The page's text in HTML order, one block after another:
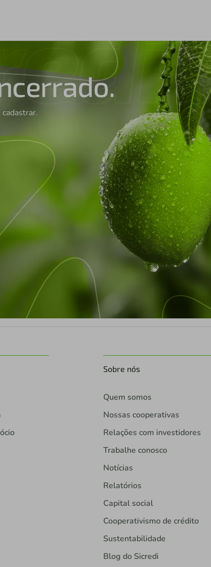
Sobre nós
Quem somos
Nossas cooperativas
Relações com investidores
Trabalhe conosco
Notícias
Relatórios
Capital social
Cooperativismo de crédito
Sustentabilidade
Blog do Sicredi